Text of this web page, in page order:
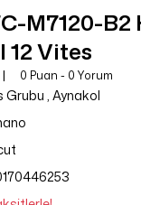
M7120-B2
12 Vites
0 Puan - 0 Yorum
Grubu , Aynakol